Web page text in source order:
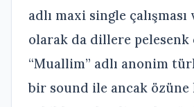
adlı maxi single çalışması
olarak da dillere pelesenk
“Muallim” adlı anonim
bir sound ile ancak